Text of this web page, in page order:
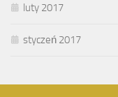
luty 2017
styczeń 2017